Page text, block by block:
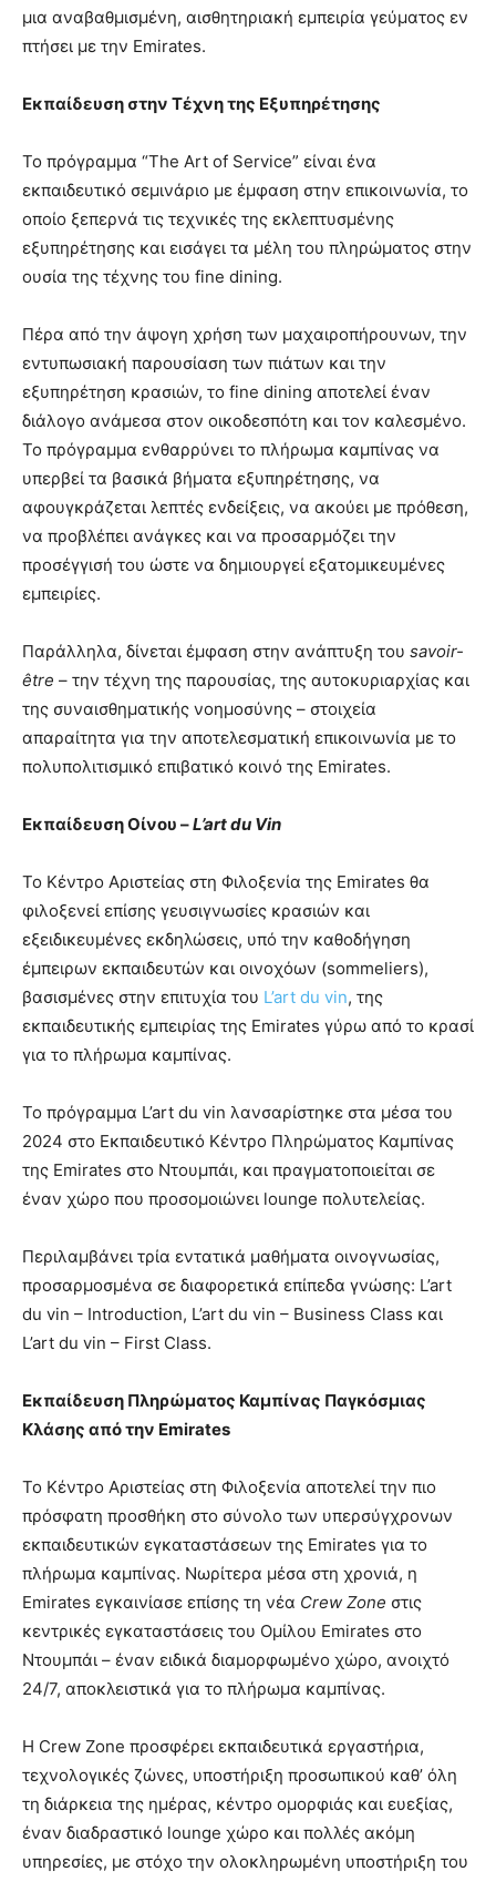
μια αναβαθμισμένη, αισθητηριακή εμπειρία γεύματος εν
πτήσει με την Emirates.
Εκπαίδευση στην Τέχνη της Εξυπηρέτησης
Το πρόγραμμα “The Art of Service” είναι ένα
εκπαιδευτικό σεμινάριο με έμφαση στην επικοινωνία, το
οποίο ξεπερνά τις τεχνικές της εκλεπτυσμένης
εξυπηρέτησης και εισάγει τα μέλη του πληρώματος στην
ουσία της τέχνης του fine dining.
Πέρα από την άψογη χρήση των μαχαιροπήρουνων, την
εντυπωσιακή παρουσίαση των πιάτων και την
εξυπηρέτηση κρασιών, το fine dining αποτελεί έναν
διάλογο ανάμεσα στον οικοδεσπότη και τον καλεσμένο.
Το πρόγραμμα ενθαρρύνει το πλήρωμα καμπίνας να
υπερβεί τα βασικά βήματα εξυπηρέτησης, να
αφουγκράζεται λεπτές ενδείξεις, να ακούει με πρόθεση,
να προβλέπει ανάγκες και να προσαρμόζει την
προσέγγισή του ώστε να δημιουργεί εξατομικευμένες
εμπειρίες.
Παράλληλα, δίνεται έμφαση στην ανάπτυξη του savoir-
être – την τέχνη της παρουσίας, της αυτοκυριαρχίας και
της συναισθηματικής νοημοσύνης – στοιχεία
απαραίτητα για την αποτελεσματική επικοινωνία με το
πολυπολιτισμικό επιβατικό κοινό της Emirates.
Εκπαίδευση Οίνου –L’art du Vin
Το Κέντρο Αριστείας στη Φιλοξενία της Emirates θα
φιλοξενεί επίσης γευσιγνωσίες κρασιών και
εξειδικευμένες εκδηλώσεις, υπό την καθοδήγηση
έμπειρων εκπαιδευτών και οινοχόων (sommeliers),
βασισμένες στην επιτυχία του L’art du vin, της
εκπαιδευτικής εμπειρίας της Emirates γύρω από το κρασί
για το πλήρωμα καμπίνας.
Το πρόγραμμα L’art du vin λανσαρίστηκε στα μέσα του
2024 στο Εκπαιδευτικό Κέντρο Πληρώματος Καμπίνας
της Emirates στο Ντουμπάι, και πραγματοποιείται σε
έναν χώρο που προσομοιώνει lounge πολυτελείας.
Περιλαμβάνει τρία εντατικά μαθήματα οινογνωσίας,
προσαρμοσμένα σε διαφορετικά επίπεδα γνώσης: L’art
du vin – Introduction, L’art du vin – Business Class και
L’art du vin – First Class.
Εκπαίδευση Πληρώματος Καμπίνας Παγκόσμιας
Κλάσης από την Emirates
Το Κέντρο Αριστείας στη Φιλοξενία αποτελεί την πιο
πρόσφατη προσθήκη στο σύνολο των υπερσύγχρονων
εκπαιδευτικών εγκαταστάσεων της Emirates για το
πλήρωμα καμπίνας. Νωρίτερα μέσα στη χρονιά, η
Emirates εγκαινίασε επίσης τη νέα Crew Zone στις
κεντρικές εγκαταστάσεις του Ομίλου Emirates στο
Ντουμπάι – έναν ειδικά διαμορφωμένο χώρο, ανοιχτό
24/7, αποκλειστικά για το πλήρωμα καμπίνας.
Η Crew Zone προσφέρει εκπαιδευτικά εργαστήρια,
τεχνολογικές ζώνες, υποστήριξη προσωπικού καθ’ όλη
τη διάρκεια της ημέρας, κέντρο ομορφιάς και ευεξίας,
έναν διαδραστικό lounge χώρο και πολλές ακόμη
υπηρεσίες, με στόχο την ολοκληρωμένη υποστήριξη του